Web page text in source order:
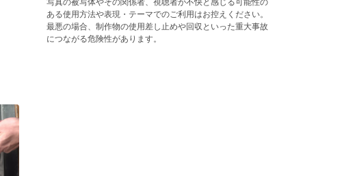
ある使用方法や表現・テーマでのご利用はお控えください。
最悪の場合、制作物の使用差し止めや回収といった重大事故
につながる危険性があります。